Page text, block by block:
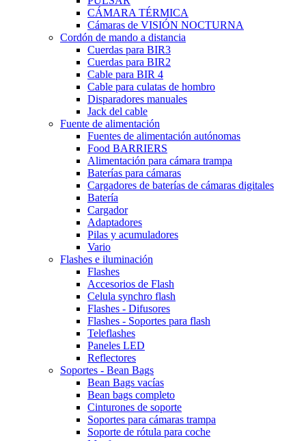
CÁMARA TÉRMICA
Cámaras de VISIÓN NOCTURNA
Cordón de mando a distancia
Cuerdas para BIR3
Cuerdas para BIR2
Cable para BIR 4
Cable para culatas de hombro
Disparadores manuales
Jack del cable
Fuente de alimentación
Fuentes de alimentación autónomas
Food BARRIERS
Alimentación para cámara trampa
Baterías para cámaras
Cargadores de baterías de cámaras digitales
Batería
Cargador
Adaptadores
Pilas y acumuladores
Vario
Flashes e iluminación
Flashes
Accesorios de Flash
Celula synchro flash
Flashes - Difusores
Flashes - Soportes para flash
Teleflashes
Paneles LED
Reflectores
Soportes - Bean Bags
Bean Bags vacías
Bean bags completo
Cinturones de soporte
Soportes para cámaras trampa
Soporte de rótula para coche